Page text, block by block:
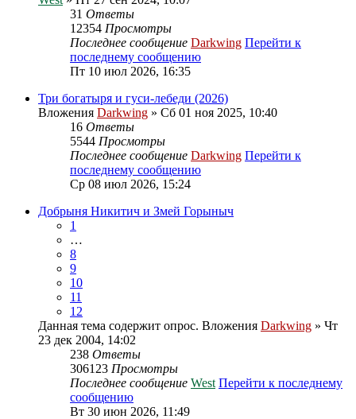
31 Ответы
12354 Просмотры
Последнее сообщение Darkwing Перейти к
последнему сообщению
Пт 10 июл 2026, 16:35
Три богатыря и гуси-лебеди (2026)
Вложения Darkwing » Сб 01 ноя 2025, 10:40
16 Ответы
5544 Просмотры
Последнее сообщение Darkwing Перейти к
последнему сообщению
Ср 08 июл 2026, 15:24
Добрыня Никитич и Змей Горыныч
1
…
8
9
10
11
12
Данная тема содержит опрос. Вложения Darkwing » Чт
23 дек 2004, 14:02
238 Ответы
306123 Просмотры
Последнее сообщение West Перейти к последнему
сообщению
Вт 30 июн 2026, 11:49